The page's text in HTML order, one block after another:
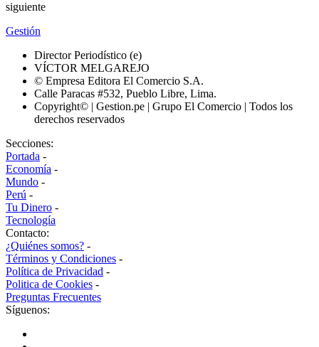
siguiente
Gestión
Director Periodístico (e)
VÍCTOR MELGAREJO
© Empresa Editora El Comercio S.A.
Calle Paracas #532, Pueblo Libre, Lima.
Copyright© | Gestion.pe | Grupo El Comercio | Todos los
derechos reservados
Secciones:
Portada -
Economía -
Mundo -
Perú -
Tu Dinero -
Tecnología
Contacto:
¿Quiénes somos? -
Términos y Condiciones -
Política de Privacidad -
Politica de Cookies -
Preguntas Frecuentes
Síguenos: